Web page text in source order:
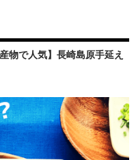
物で人気】長崎島原手延え